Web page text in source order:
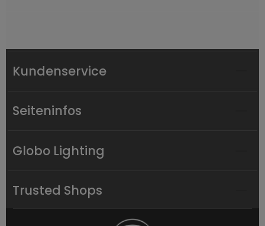
Kundenservice
Seiteninfos
Globo Lighting
Trusted Shops